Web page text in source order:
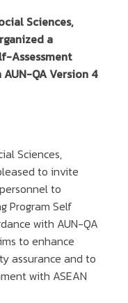
Sciences,
a
Assessment
QA Version 4
Sciences,
to invite
to
Program Self
with AUN-QA
to enhance
assurance and to
with ASEAN